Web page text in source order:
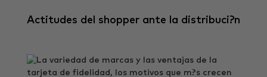
Actitudes del shopper ante la distribuci?n